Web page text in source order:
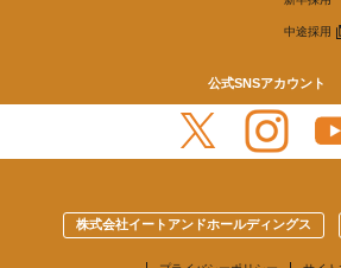
中途採用
公式SNSアカウント
株式会社イートアンドホールディングス